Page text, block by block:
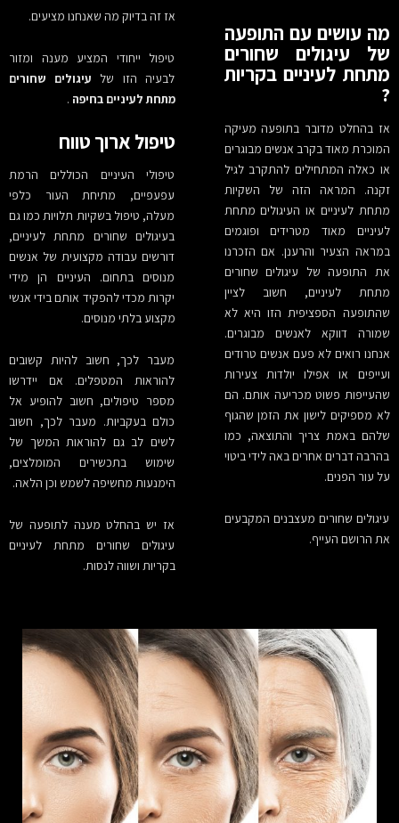
מה עושים עם התופעה
של עיגולים שחורים
מתחת לעיניים בקריות
?
אז בהחלט מדובר בתופעה מעיקה
המוכרת מאוד בקרב אנשים מבוגרים
או כאלה המתחילים להתקרב לגיל
זקנה. המראה הזה של השקיות
מתחת לעיניים או העיגולים מתחת
לעיניים מאוד מטרידים ופוגמים
במראה הצעיר והרענן. אם הזכרנו
את התופעה של עיגולים שחורים
מתחת לעיניים, חשוב לציין
שהתופעה הספציפית הזו היא לא
שמורה דווקא לאנשים מבוגרים.
אנחנו רואים לא פעם אנשים טרודים
ועייפים או אפילו יולדות צעירות
שהעייפות פשוט מכריעה אותם. הם
לא מספיקים לישון את הזמן שהגוף
שלהם באמת צריך והתוצאה, כמו
בהרבה דברים אחרים באה לידי ביטוי
על עור הפנים.
עיגולים שחורים מעצבנים המקבעים
את הרושם העייף.
אז זה בדיוק מה שאנחנו מציעים.
טיפול ייחודי המציע מענה ומזור
לבעיה הזו של עיגולים שחורים
מתחת לעיניים בחיפה .
טיפול ארוך טווח
טיפולי העיניים הכוללים הרמת
עפעפיים, מתיחת העור כלפי
מעלה, טיפול בשקיות תלויות כמו גם
בעיגולים שחורים מתחת לעיניים,
דורשים עבודה מקצועית של אנשים
מנוסים בתחום. העיניים הן מידי
יקרות מכדי להפקיד אותם בידי אנשי
מקצוע בלתי מנוסים.
מעבר לכך, חשוב להיות קשובים
להוראות המטפלים. אם יידרשו
מספר טיפולים, חשוב להופיע אל
כולם בעקביות. מעבר לכך, חשוב
לשים לב גם להוראות המשך של
שימוש בתכשירים המומלצים,
הימנעות מחשיפה לשמש וכן הלאה.
אז יש בהחלט מענה לתופעה של
עיגולים שחורים מתחת לעיניים
בקריות ושווה לנסות.